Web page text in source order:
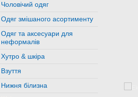
Чоловічий одяг
Одяг змішаного асортименту
Одяг та аксесуари для
неформалів
Хутро & шкіра
Взуття
Нижня білизна